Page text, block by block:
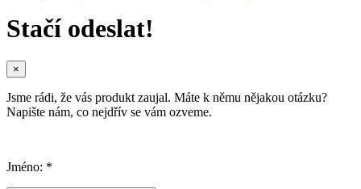
Stačí odeslat!
×
Jsme rádi, že vás produkt zaujal. Máte k němu nějakou otázku?
Napište nám, co nejdřív se vám ozveme.
Jméno: *